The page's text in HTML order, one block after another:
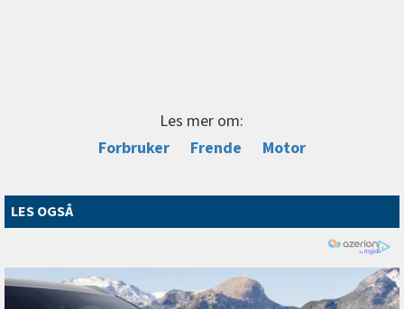
Les mer om:
Forbruker
Frende Motor
LES OGSÅ